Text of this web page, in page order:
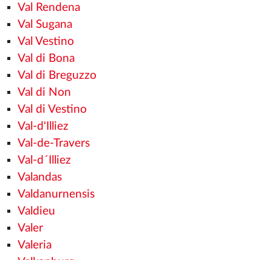
Val Rendena
Val Sugana
Val Vestino
Val di Bona
Val di Breguzzo
Val di Non
Val di Vestino
Val-d'Illiez
Val-de-Travers
Val-d´Illiez
Valandas
Valdanurnensis
Valdieu
Valer
Valeria